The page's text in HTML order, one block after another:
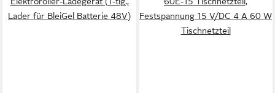
Lader für BleiGel Batterie 48V)
Festspannung 15 V/DC 4 A 60 W
Tischnetzteil